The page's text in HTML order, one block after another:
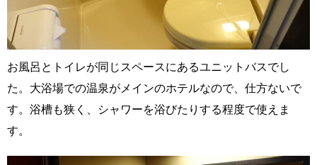
お風呂とトイレが同じスペースにあるユニットバスでし
た。大浴場での温泉がメインのホテルなので、仕方ないで
す。浴槽も狭く、シャワーを浴びたりする程度で使えま
す。